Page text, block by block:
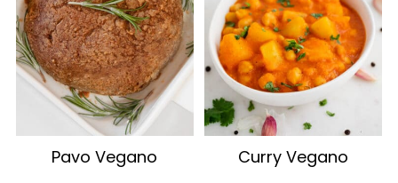
Pavo Vegano Curry Vegano